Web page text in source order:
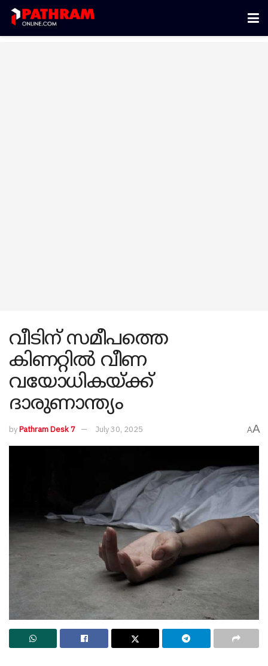
വീടിന് സമീപത്തെ
കിണറ്റിൽ വീണ
വയോധികയ്ക്ക്
ദാരുണാന്ത്യം
byPathram Desk 7 July 30, 2025 AA